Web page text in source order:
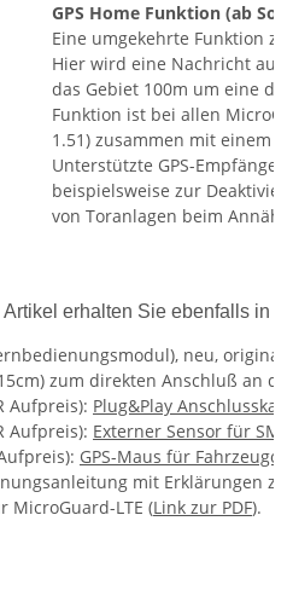
GPS Home Funktion (ab
Eine umgekehrte Funktion zu
Hier wird eine Nachricht
das Gebiet 100m um eine
Funktion ist bei allen
1.51) zusammen mit einem
Unterstützte GPS-
beispielsweise zur
von Toranlagen beim
erhalten Sie ebenfalls in
neu,
zum direkten Anschluß an
Aufpreis): Plug&Play
Aufpreis): Externer Sensor für
GPS-Maus für
mit Erklärungen zu
MicroGuard-LTE (Link zur PDF).